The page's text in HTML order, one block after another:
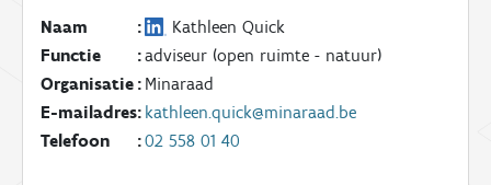
:
Naam
Kathleen Quick
:
Functie
adviseur (open ruimte - natuur)
:
Organisatie Minaraad
:
E-mailadres kathleen.quick@minaraad.be
:
Telefoon 02 558 01 40